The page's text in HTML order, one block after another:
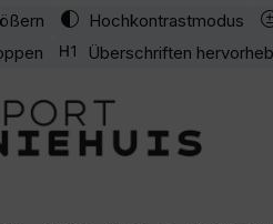
springen
Hochkontrastmodus
Überschriften